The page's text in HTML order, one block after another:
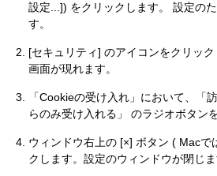
設定...]) をクリックします。 設定の
す。
[セキュリティ] のアイコンをクリッ
画面が現れます。
「Cookieの受け入れ」において、「
らのみ受け入れる」 のラジオボタン
ウィンドウ右上の [×] ボタン ( Macで
クします。設定のウィンドウが閉じま